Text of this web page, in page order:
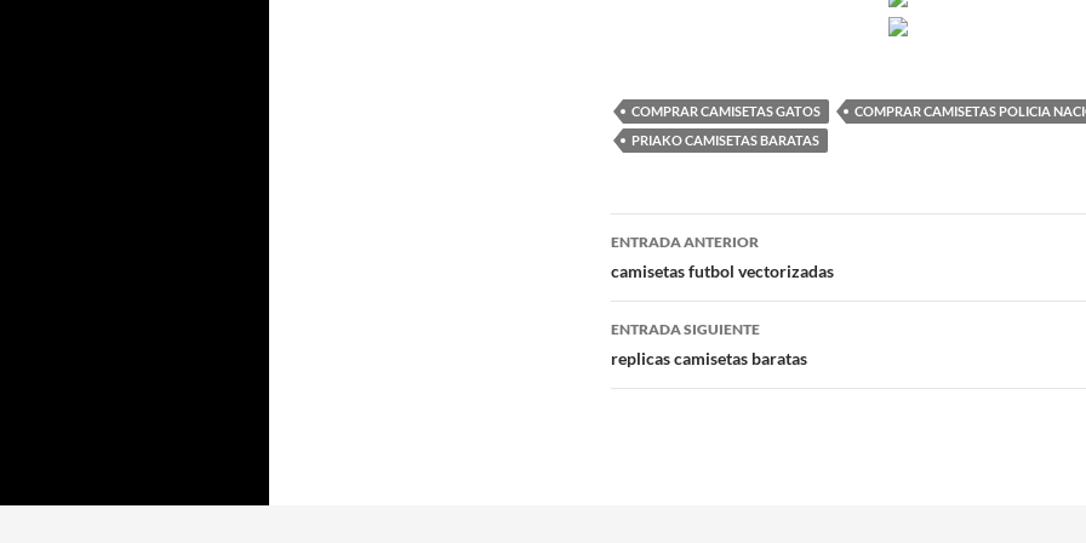
COMPRAR CAMISETAS GATOS
COMPRAR CAMISETAS POLICIA
PRIAKO CAMISETAS BARATAS
Navegación
de
entradas
ENTRADA ANTERIOR
camisetas futbol vectorizadas
ENTRADA SIGUIENTE
replicas camisetas baratas